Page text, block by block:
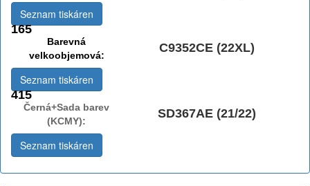
165
Seznam tiskáren
Barevná
velkoobjemová:
C9352CE (22XL)
415
Seznam tiskáren
Černá+Sada barev
(KCMY):
SD367AE (21/22)
Seznam tiskáren